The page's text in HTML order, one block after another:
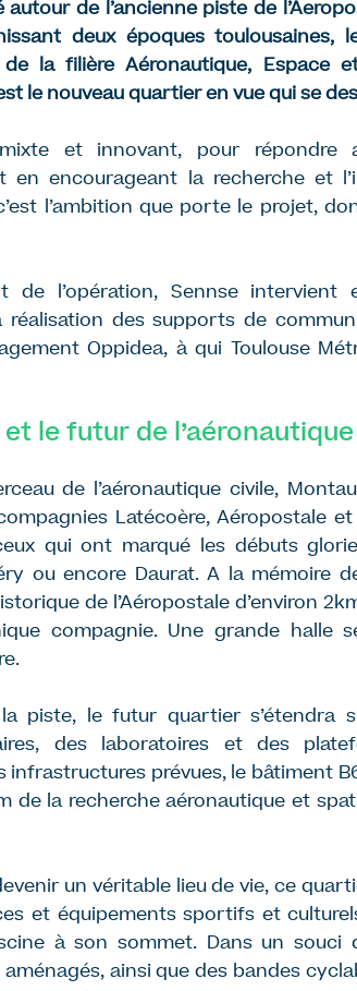
de l’ancienne piste de
deux époques toulousaines,
de la filière Aéronautique, Espace
le nouveau quartier en vue qui se
et innovant, pour répondre
en encourageant la recherche et
l’ambition que porte le projet,
de l’opération, Sennse
des supports de
Oppidea, à qui Toulouse
et le futur de
de l’aéronautique civile,
Latécoère, Aéropostale
qui ont marqué les débuts
ou encore Daurat. A la mémoire
de l’Aéropostale d’environ
compagnie. Une grande halle
piste, le futur quartier s’étendra
des laboratoires et des
infrastructures prévues, le bâtiment
de la recherche aéronautique et
un véritable lieu de vie, ce
et équipements sportifs et
à son sommet. Dans un souci
ainsi que des bandes